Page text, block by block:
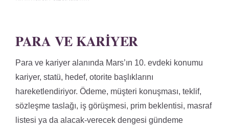
PARA VE KARIYER
Para ve kariyer alanında Mars’ın 10. evdeki konumu
kariyer, statü, hedef, otorite başlıklarını
hareketlendiriyor. Ödeme, müşteri konuşması, teklif,
sözleşme taslağı, iş görüşmesi, prim beklentisi, masraf
listesi ya da alacak-verecek dengesi gündeme